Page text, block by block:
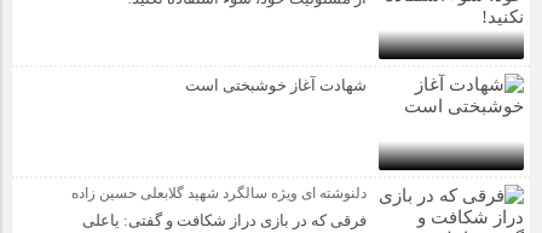
شهادت آغاز خوشبختی است
دلنوشته ای ویژه سالگرد شهید گلابعلی حسین زاده
فرقی که در بازی دراز شکافت و گفتی: یاعلی